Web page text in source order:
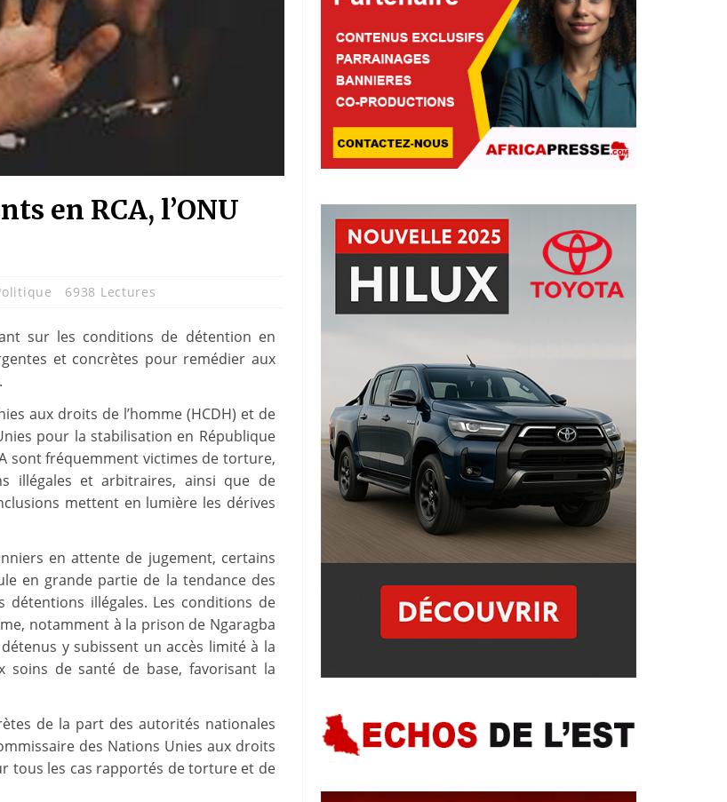
en RCA, l’ONU
6938 Lectures
sur les conditions de détention en
et concrètes pour remédier aux
aux droits de l’homme (HCDH) et de
pour la stabilisation en République
sont fréquemment victimes de torture,
illégales et arbitraires, ainsi que de
mettent en lumière les dérives
en attente de jugement, certains
en grande partie de la tendance des
illégales. Les conditions de
notamment à la prison de Ngaragba
y subissent un accès limité à la
soins de santé de base, favorisant la
de la part des autorités nationales
des Nations Unies aux droits
tous les cas rapportés de torture et de